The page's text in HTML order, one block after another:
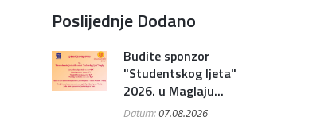
Poslijednje Dodano
Budite sponzor
"Studentskog ljeta"
2026. u Maglaju...
Datum:07.08.2026